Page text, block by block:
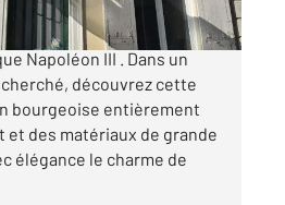
Dalayrac vous propose
Napoléon III . Dans un
découvrez cette
bourgeoise entièrement
et des matériaux de grande
élégance le charme de